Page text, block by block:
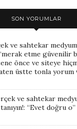
SON YORUMLAR
ve sahtekar
merak etme güvenilir
önce ve siteye
üstte tonla yorum
ve sahtekar
: “Evet doğru o”